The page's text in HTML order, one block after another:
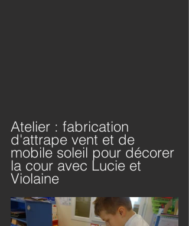
Atelier : fabrication
d'attrape vent et de
mobile soleil pour décorer
la cour avec Lucie et
Violaine